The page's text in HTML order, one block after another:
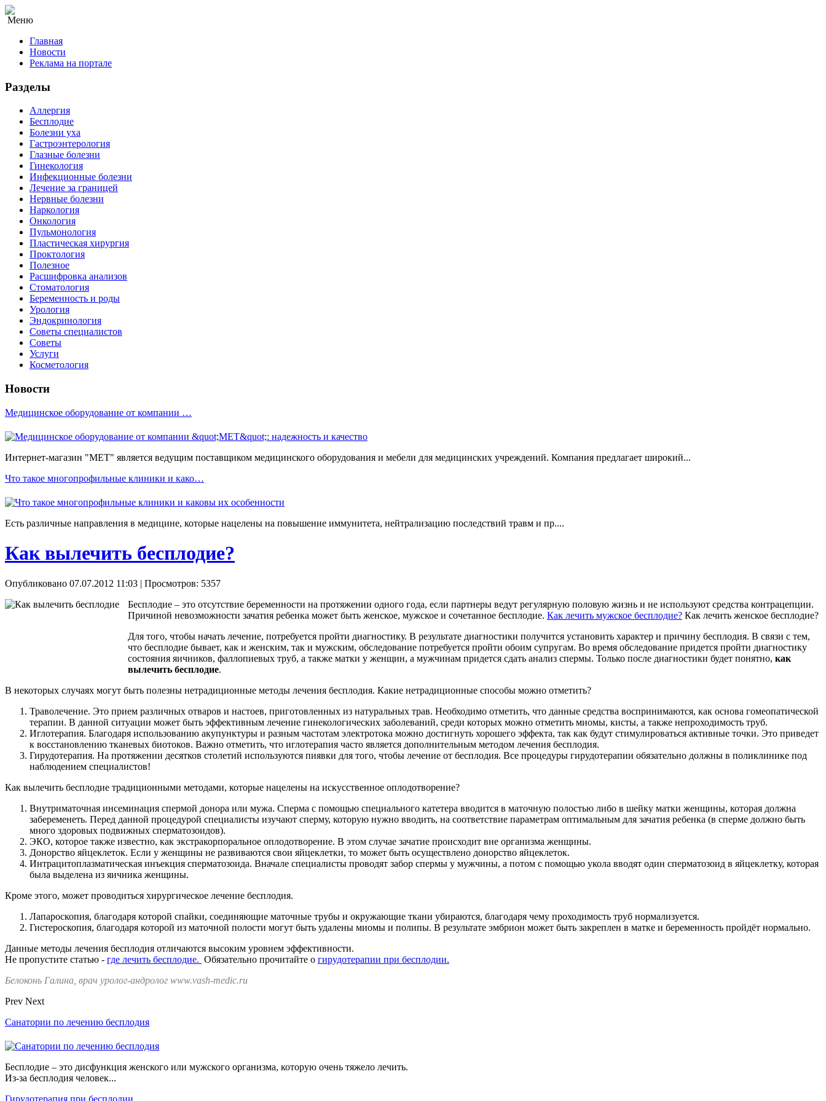
Меню
Главная
Новости
Реклама на портале
Разделы
Аллергия
Бесплодие
Болезни уха
Гастроэнтерология
Глазные болезни
Гинекология
Инфекционные болезни
Лечение за границей
Нервные болезни
Наркология
Онкология
Пульмонология
Пластическая хирургия
Проктология
Полезное
Расшифровка анализов
Стоматология
Беременность и роды
Урология
Эндокринология
Советы специалистов
Советы
Услуги
Косметология
Новости
Медицинское оборудование от компании …
Интернет-магазин "МЕТ" является ведущим поставщиком медицинского оборудования и мебели для медицинских учреждений. Компания предлагает широкий...
Что такое многопрофильные клиники и како…
Есть различные направления в медицине, которые нацелены на повышение иммунитета, нейтрализацию последствий травм и пр....
Как вылечить бесплодие?
Опубликовано 07.07.2012 11:03 | Просмотров: 5357
Бесплодие – это отсутствие беременности на протяжении одного года, если партнеры ведут регулярную половую жизнь и не используют средства контрацепции.
Причиной невозможности зачатия ребенка может быть женское, мужское и сочетанное бесплодие. Как лечить мужское бесплодие? Как лечить женское бесплодие?
Для того, чтобы начать лечение, потребуется пройти диагностику. В результате диагностики получится установить характер и причину бесплодия. В связи с тем,
что бесплодие бывает, как и женским, так и мужским, обследование потребуется пройти обоим супругам. Во время обследование придется пройти диагностику
состояния яичников, фаллопиевых труб, а также матки у женщин, а мужчинам придется сдать анализ спермы. Только после диагностики будет понятно, как
вылечить бесплодие.
В некоторых случаях могут быть полезны нетрадиционные методы лечения бесплодия. Какие нетрадиционные способы можно отметить?
Траволечение. Это прием различных отваров и настоев, приготовленных из натуральных трав. Необходимо отметить, что данные средства воспринимаются, как основа гомеопатической
терапии. В данной ситуации может быть эффективным лечение гинекологических заболеваний, среди которых можно отметить миомы, кисты, а также непроходимость труб.
Иглотерапия. Благодаря использованию акупунктуры и разным частотам электротока можно достигнуть хорошего эффекта, так как будут стимулироваться активные точки. Это приведет
к восстановлению тканевых биотоков. Важно отметить, что иглотерапия часто является дополнительным методом лечения бесплодия.
Гирудотерапия. На протяжении десятков столетий используются пиявки для того, чтобы лечение от бесплодия. Все процедуры гирудотерапии обязательно должны в поликлинике под
наблюдением специалистов!
Как вылечить бесплодие традиционными методами, которые нацелены на искусственное оплодотворение?
Внутриматочная инсеминация спермой донора или мужа. Сперма с помощью специального катетера вводится в маточную полостью либо в шейку матки женщины, которая должна
забеременеть. Перед данной процедурой специалисты изучают сперму, которую нужно вводить, на соответствие параметрам оптимальным для зачатия ребенка (в сперме должно быть
много здоровых подвижных сперматозоидов).
ЭКО, которое также известно, как экстракорпоральное оплодотворение. В этом случае зачатие происходит вне организма женщины.
Донорство яйцеклеток. Если у женщины не развиваются свои яйцеклетки, то может быть осуществлено донорство яйцеклеток.
Интрацитоплазматическая инъекция сперматозоида. Вначале специалисты проводят забор спермы у мужчины, а потом с помощью укола вводят один сперматозоид в яйцеклетку, которая
была выделена из яичника женщины.
Кроме этого, может проводиться хирургическое лечение бесплодия.
Лапароскопия, благодаря которой спайки, соединяющие маточные трубы и окружающие ткани убираются, благодаря чему проходимость труб нормализуется.
Гистероскопия, благодаря которой из маточной полости могут быть удалены миомы и полипы. В результате эмбрион может быть закреплен в матке и беременность пройдёт нормально.
Данные методы лечения бесплодия отличаются высоким уровнем эффективности.
Не пропустите статью - где лечить бесплодие. Обязательно прочитайте о гирудотерапии при бесплодии.
Белоконь Галина, врач уролог-андролог www.vash-medic.ru
Prev Next
Санатории по лечению бесплодия
Бесплодие – это дисфункция женского или мужского организма, которую очень тяжело лечить.
Из-за бесплодия человек...
Гирудотерапия при бесплодии